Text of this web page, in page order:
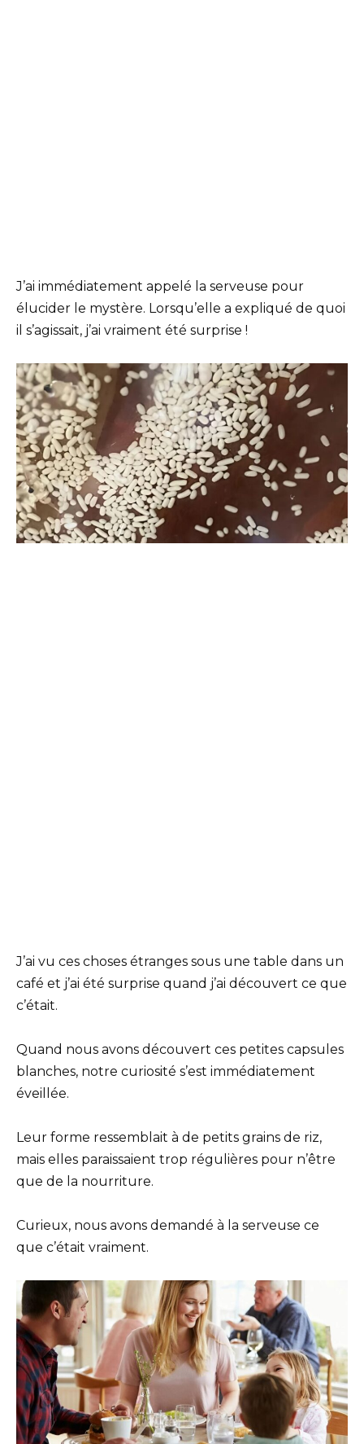
J’ai immédiatement appelé la serveuse pour
élucider le mystère. Lorsqu’elle a expliqué de quoi
il s’agissait, j’ai vraiment été surprise !
J’ai vu ces choses étranges sous une table dans un
café et j’ai été surprise quand j’ai découvert ce que
c’était.
Quand nous avons découvert ces petites capsules
blanches, notre curiosité s’est immédiatement
éveillée.
Leur forme ressemblait à de petits grains de riz,
mais elles paraissaient trop régulières pour n’être
que de la nourriture.
Curieux, nous avons demandé à la serveuse ce
que c’était vraiment.